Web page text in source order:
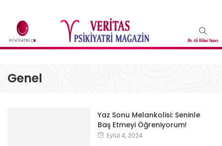
Genel
Yaz Sonu Melankolisi: Seninle
Baş Etmeyi Öğreniyorum!
Eylül 4, 2024